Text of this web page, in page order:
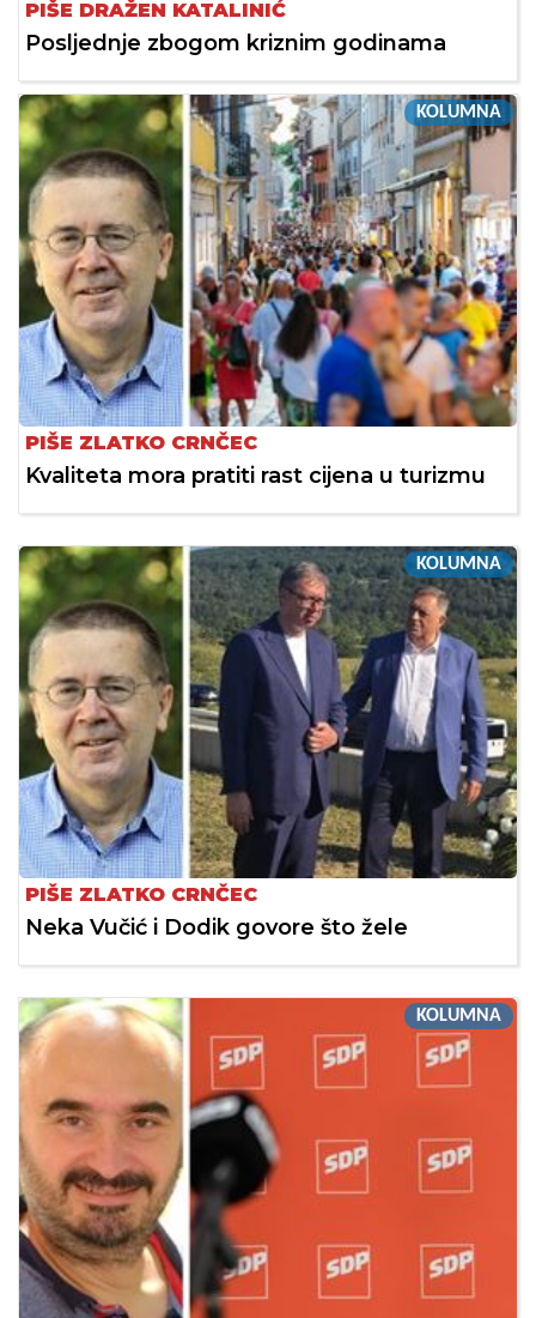
PIŠE DRAŽEN KATALINIĆ
Posljednje zbogom kriznim godinama
KOLUMNA
PIŠE ZLATKO CRNČEC
Kvaliteta mora pratiti rast cijena u turizmu
KOLUMNA
PIŠE ZLATKO CRNČEC
Neka Vučić i Dodik govore što žele
KOLUMNA